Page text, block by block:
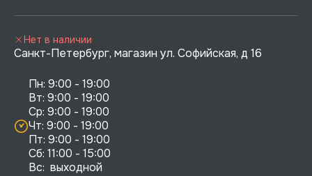
Санкт-Петербург, магазин ул. Софийская, д 16
Пн: 9:00 - 19:00
Вт: 9:00 - 19:00
Ср: 9:00 - 19:00
Чт: 9:00 - 19:00
Пт: 9:00 - 19:00
Сб: 11:00 - 15:00
Вс:  выходной
Нет в наличии